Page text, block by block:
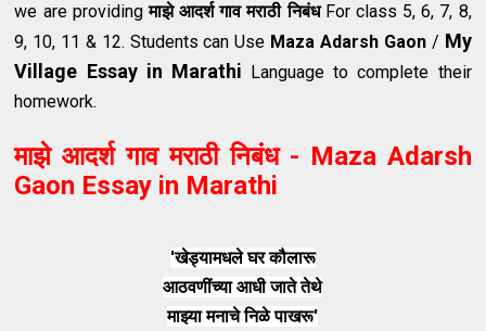
we are providingमाझे आदर्श गाव मराठी निबंधFor class 5, 6, 7, 8,
9, 10, 11 & 12. Students can Use Maza Adarsh Gaon/ My
Village Essay in Marathi Language to complete their
homework.
माझे आदर्श गाव मराठी निबंध - Maza Adarsh
Gaon Essay in Marathi
'खेड्यामधले घर कौलारू
आठवणींच्या आधी जाते तेथे
माझ्या मनाचे निळे पाखरू'